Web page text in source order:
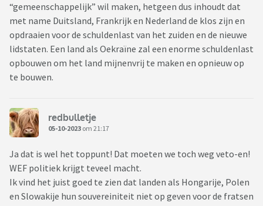
“gemeenschappelijk” wil maken, hetgeen dus inhoudt dat
met name Duitsland, Frankrijk en Nederland de klos zijn en
opdraaien voor de schuldenlast van het zuiden en de nieuwe
lidstaten. Een land als Oekraïne zal een enorme schuldenlast
opbouwen om het land mijnenvrij te maken en opnieuw op
te bouwen.
redbulletje
05-10-2023 om 21:17
Ja dat is wel het toppunt! Dat moeten we toch weg veto-en!
WEF politiek krijgt teveel macht.
Ik vind het juist goed te zien dat landen als Hongarije, Polen
en Slowakije hun souvereiniteit niet op geven voor de fratsen